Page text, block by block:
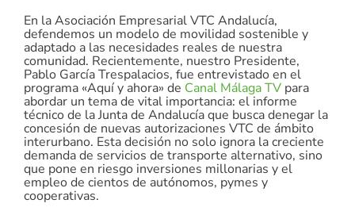
En la Asociación Empresarial VTC Andalucía,
defendemos un modelo de movilidad sostenible y
adaptado a las necesidades reales de nuestra
comunidad. Recientemente, nuestro Presidente,
Pablo García Trespalacios, fue entrevistado en el
programa «Aquí y ahora» de Canal Málaga TV para
abordar un tema de vital importancia: el informe
técnico de la Junta de Andalucía que busca denegar la
concesión de nuevas autorizaciones VTC de ámbito
interurbano. Esta decisión no solo ignora la creciente
demanda de servicios de transporte alternativo, sino
que pone en riesgo inversiones millonarias y el
empleo de cientos de autónomos, pymes y
cooperativas.